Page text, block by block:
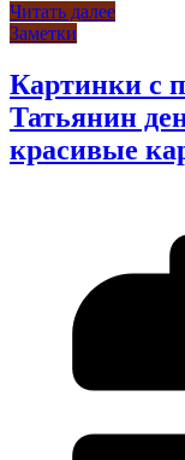
Читать далее
Заметки
Картинки с
Татьянин
красивые